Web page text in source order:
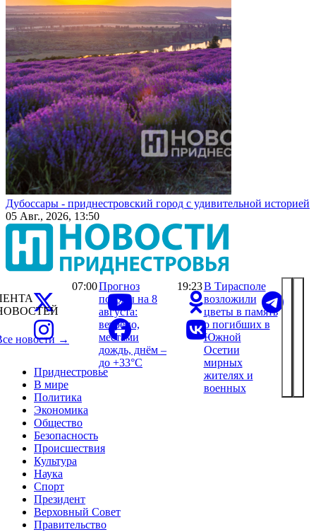
Дубоссары - приднестровский город с удивительной историей
05 Авг., 2026, 13:50
Приднестровье
В мире
Политика
Экономика
Общество
Безопасность
Происшествия
Культура
Наука
Спорт
Президент
Верховный Совет
Правительство
новости →
07:00Прогноз
погоды на 8
августа:
ветрено,
местами
дождь, днём –
до +33°С
19:23В Тирасполе
возложили
цветы в память
о погибших в
Южной
Осетии
мирных
жителях и
военных